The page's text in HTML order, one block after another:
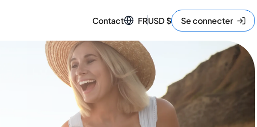
Contact FRUSD$ Se connecter